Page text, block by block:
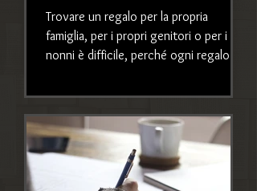
Trovare un regalo per la propria
famiglia, per i propri genitori o per i
nonni è difficile, perché ogni regalo